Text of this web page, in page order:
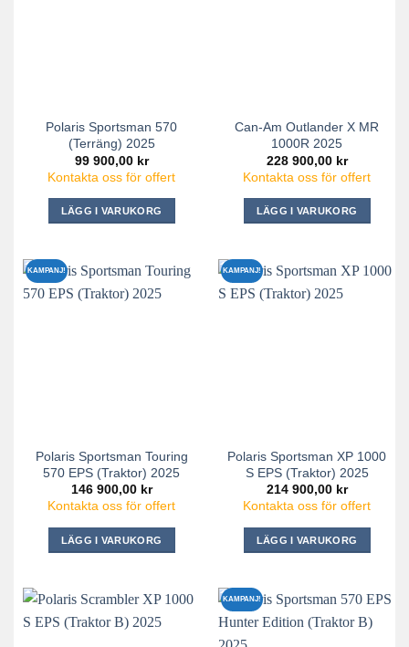
Polaris Sportsman 570
(Terräng) 2025
99 900,00 kr
Kontakta oss för offert
LÄGG I VARUKORG
Can-Am Outlander X MR
1000R 2025
228 900,00 kr
Kontakta oss för offert
LÄGG I VARUKORG
KAMPANJ!
Polaris Sportsman Touring
570 EPS (Traktor) 2025
146 900,00 kr
Kontakta oss för offert
LÄGG I VARUKORG
KAMPANJ!
Polaris Sportsman XP 1000
S EPS (Traktor) 2025
214 900,00 kr
Kontakta oss för offert
LÄGG I VARUKORG
KAMPANJ!